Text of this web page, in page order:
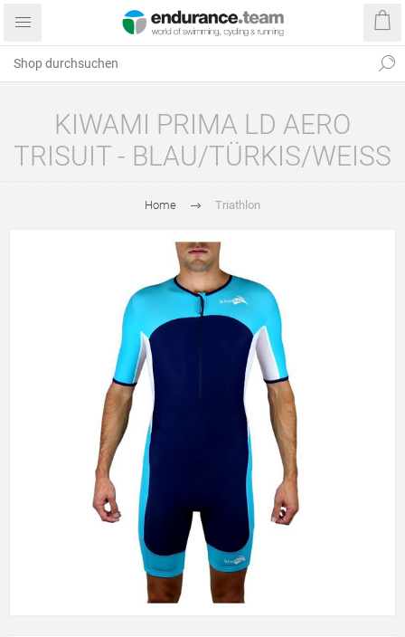
KIWAMI PRIMA LD AERO
TRISUIT - BLAU/TÜRKIS/WEISS
Home Triathlon